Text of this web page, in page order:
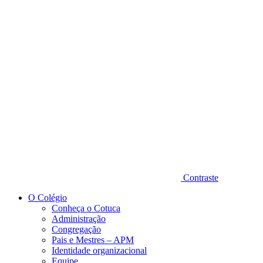
Contraste
O Colégio
Conheça o Cotuca
Administração
Congregação
Pais e Mestres – APM
Identidade organizacional
Equipe